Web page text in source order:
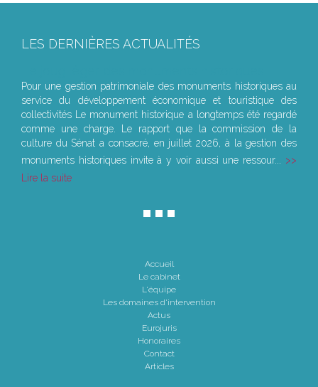
LES DERNIÈRES ACTUALITÉS
Pour une gestion patrimoniale des monuments historiques au
service du développement économique et touristique des
collectivités Le monument historique a longtemps été regardé
comme une charge. Le rapport que la commission de la
culture du Sénat a consacré, en juillet 2026, à la gestion des
monuments historiques invite à y voir aussi une ressour...
Lire la suite
Accueil
Le cabinet
L'équipe
Les domaines d'intervention
Actus
Eurojuris
Honoraires
Contact
Articles